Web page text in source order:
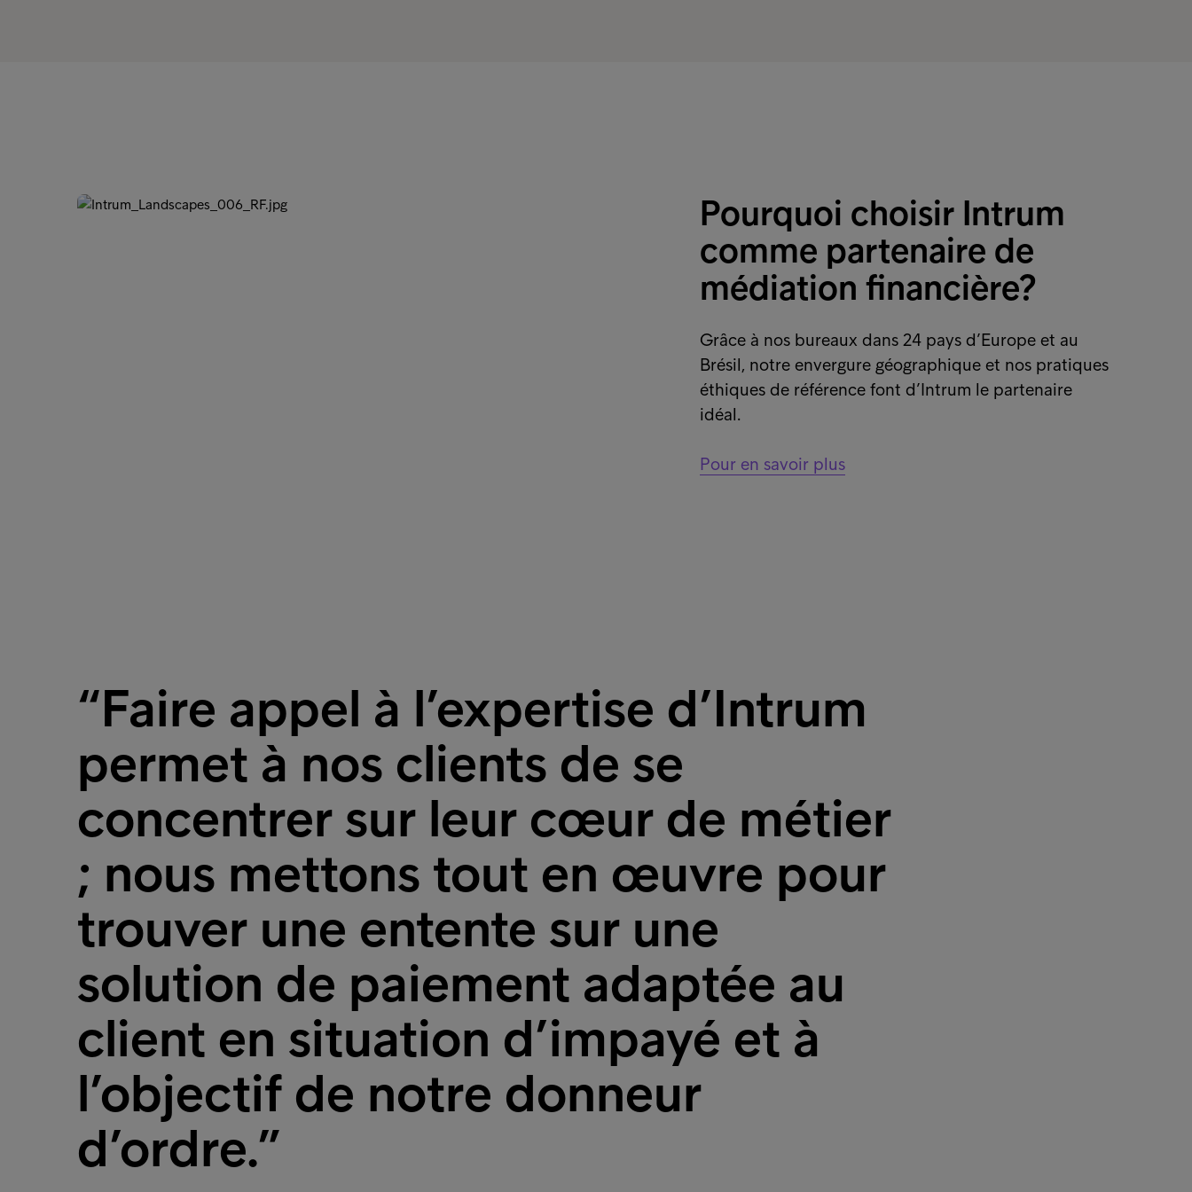
Pourquoi choisir Intrum
comme partenaire de
médiation financière?
Grâce à nos bureaux dans 24 pays d’Europe et au
Brésil, notre envergure géographique et nos pratiques
éthiques de référence font d’Intrum le partenaire
idéal.
Pour en savoir plus
“Faire appel à l’expertise d’Intrum
permet à nos clients de se
concentrer sur leur cœur de métier
; nous mettons tout en œuvre pour
trouver une entente sur une
solution de paiement adaptée au
client en situation d’impayé et à
l’objectif de notre donneur
d’ordre.”